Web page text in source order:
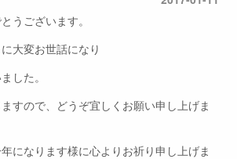
うございます。
大変お世話になり
した。
すので、どうぞ宜しくお願い申し上げま
になります様に心よりお祈り申し上げま